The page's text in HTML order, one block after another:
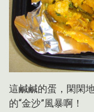
這鹹鹹的蛋，閑閑
的“金沙”風暴啊！